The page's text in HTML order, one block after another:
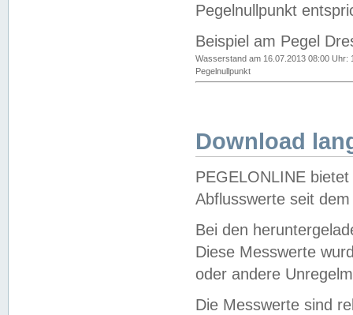
Pegelnullpunkt
Beispiel am Pegel
Wasserstand am 16.07.2013 08:00 Uhr:
Pegelnullpunkt
Download
PEGELONLINE
Abflusswerte seit
Bei den
Diese Messwerte
oder andere
Die Messwerte sind